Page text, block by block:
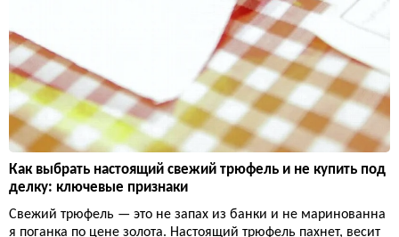
Как выбрать настоящий свежий трюфель и не купить под
делку: ключевые признаки
Свежий трюфель — это не запах из банки и не маринованна
я поганка по цене золота. Настоящий трюфель пахнет, весит